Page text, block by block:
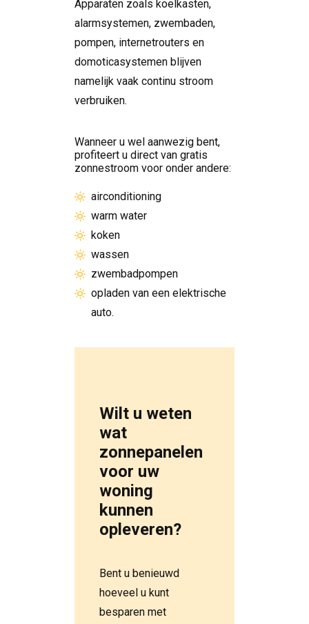
Apparaten zoals koelkasten,
alarmsystemen, zwembaden,
pompen, internetrouters en
domoticasystemen blijven
namelijk vaak continu stroom
verbruiken.
Wanneer u wel aanwezig bent,
profiteert u direct van gratis
zonnestroom voor onder andere:
airconditioning
warm water
koken
wassen
zwembadpompen
opladen van een elektrische
auto.
Wilt u weten
wat
zonnepanelen
voor uw
woning
kunnen
opleveren?
Bent u benieuwd
hoeveel u kunt
besparen met